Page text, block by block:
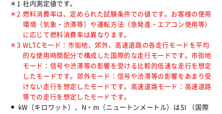
＊1 社内測定値です。
＊2 燃料消費率は、定められた試験条件での値です。お客様の使用
環境（気象・渋滞等）や運転方法（急発進・エアコン使用等）
に応じて燃料消費率は異なります。
＊3 WLTCモード：市街地、郊外、高速道路の各走行モードを平均
的な使用時間配分で構成した国際的な走行モードです。市街地
モード：信号や渋滞等の影響を受ける比較的低速な走行を想定
したモードです。郊外モード：信号や渋滞等の影響をあまり受
けない走行を想定したモードです。高速道路モード：高速道路
等での走行を想定したモードです。
⚫︎
kW（キロワット）、N・m（ニュートンメートル）はSI （国際